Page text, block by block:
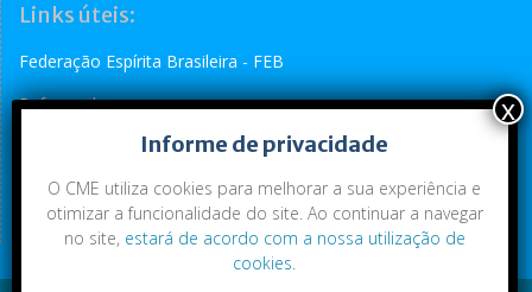
Links úteis:
Federação Espírita Brasileira - FEB
Reformador
Conselho Espírita Internacional - CEI
Informe de privacidade
O CME utiliza cookies para melhorar a sua experiência e
otimizar a funcionalidade do site. Ao continuar a navegar
no site, estará de acordo com a nossa utilização de
cookies.